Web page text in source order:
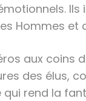
Hommes et
aux coins
des élus,
rend la